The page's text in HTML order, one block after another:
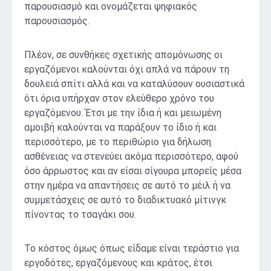
παρουσιασμό και ονομάζεται ψηφιακός
παρουσιασμός.
Πλέον, σε συνθήκες σχετικής απομόνωσης οι
εργαζόμενοι καλούνται όχι απλά να πάρουν τη
δουλειά σπίτι αλλά και να καταλύσουν ουσιαστικά
ότι όρια υπήρχαν στον ελεύθερο χρόνο του
εργαζόμενου. Έτσι με την ίδια ή και μειωμένη
αμοιβή καλούνται να παράξουν το ίδιο ή και
περισσότερο, με το περιθώριο για δήλωση
ασθένειας να στενεύει ακόμα περισσότερο, αφού
όσο άρρωστος και αν είσαι σίγουρα μπορείς μέσα
στην ημέρα να απαντήσεις σε αυτό το μέιλ ή να
συμμετάσχεις σε αυτό το διαδικτυακό μίτινγκ
πίνοντας το τσαγάκι σου.
Το κόστος όμως όπως είδαμε είναι τεράστιο για
εργοδότες, εργαζόμενους και κράτος, έτσι